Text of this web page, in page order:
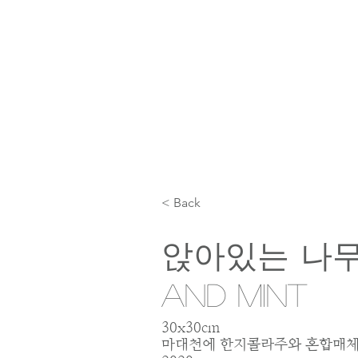
< Back
앉아있는
and Mint
30x30cm
마대천에 한지콜라주와 혼합매